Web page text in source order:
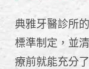
典雅牙醫診所
標準制定，並
療前就能充分